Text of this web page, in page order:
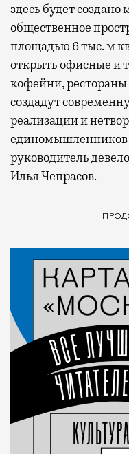
здесь будет
общественное
площадью 6 тыс. м
открыть офисные и
кофейни, рестораны
создадут
реализации и
единомышленников
руководитель
Илья Чепрасов.